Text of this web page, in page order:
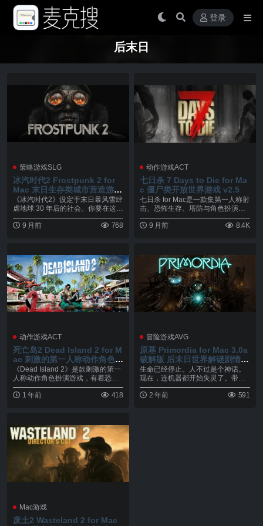
登录
后末日
策略游戏SLG
冰汽时代2 Frostpunk 2 for
Mac 末日生存类城市营造游戏
v1.5.3
《冰汽时代2》设定于末日暴风雪肆
虐地球 30 年后的社会。你要在这款
社会生存游戏...
9 月前
768
动作游戏ACT
七日杀 7 Days to Die for Ma
c 僵尸类开放世界游戏 v2.5
七日杀 for Mac是一款集第一人称射
击、恐怖生存、塔防与角色扮演要
素于一身的...
9 月前
8.4K
动作游戏ACT
死亡岛2 Dead Island 2 for M
ac 刺激的第一人称动作角色扮
演游戏 v1.01.Incl.DLC
《Dead Island 2》是款刺激的第一
人称动作角色扮演游戏，有着恐
怖、黑色...
1 年前
418
冒险游戏AVG
原基 Primordia for Mac 3.0a
破解版 后末日世界解谜剧情游
戏
生命已经停止。人不过是个神话。
现在，连机器都开始失灵了。带领
Horatio Nu...
2 年前
591
Mac游戏
废土2 Wasteland 2 for Mac